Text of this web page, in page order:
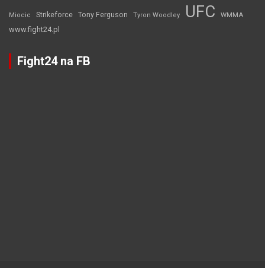
Miocic Strikeforce Tony Ferguson Tyron Woodley UFC WMMA
www.fight24.pl
Fight24 na FB